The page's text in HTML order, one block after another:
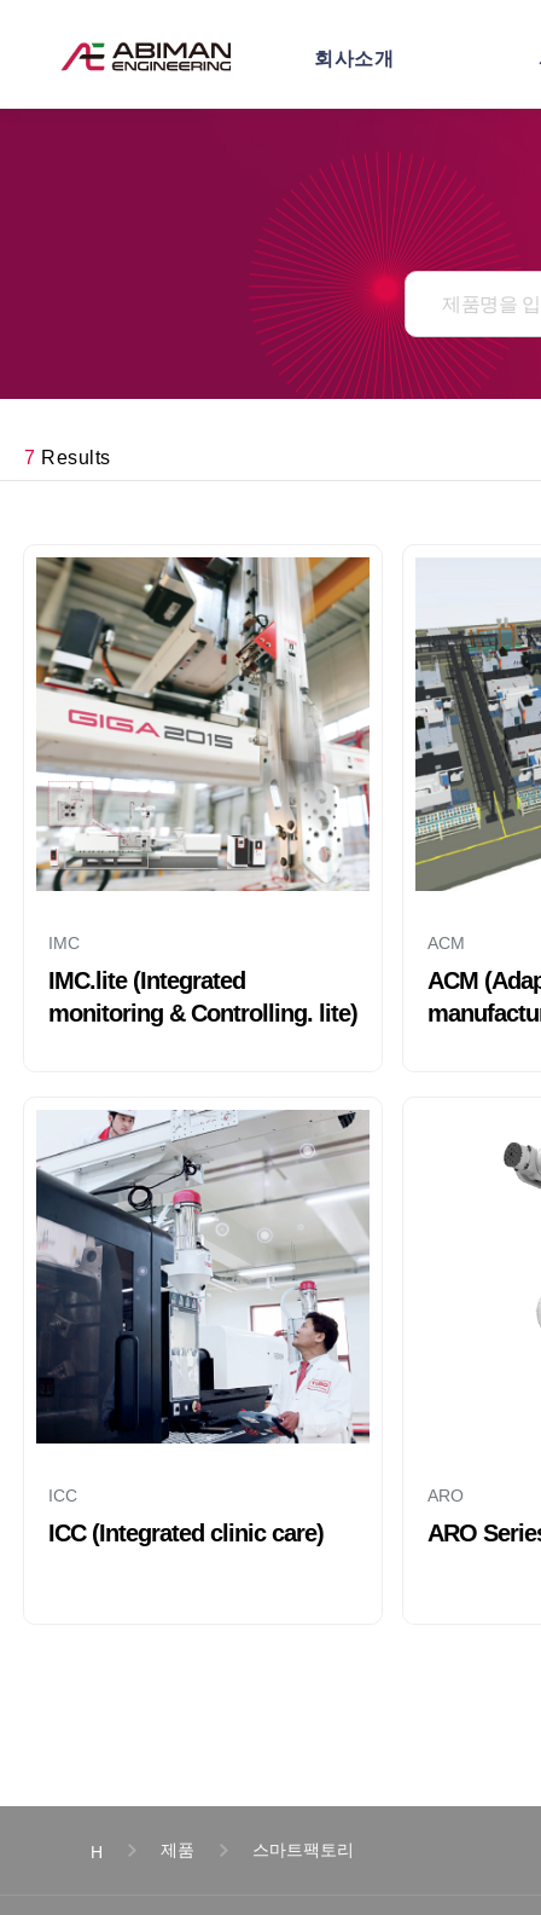
회사소개
7 Results
IMC
IMC.lite (Integrated
monitoring & Controlling. lite)
ACM
ACM
ICC
ICC (Integrated clinic care)
ARO
ARO
H 제품 스마트팩토리